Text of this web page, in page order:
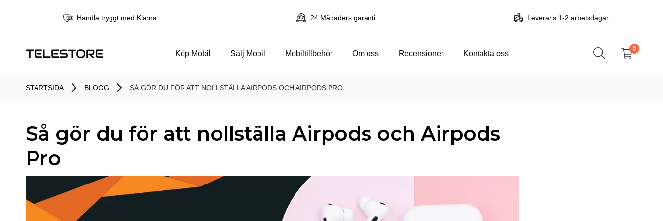
Handla tryggt med Klarna 24 Månaders garanti Leverans 1-2 arbetsdagar
Köp Mobil Sälj Mobil Mobiltillbehör Om oss Recensioner Kontakta oss 0
STARTSIDA BLOGG SÅ GÖR DU FÖR ATT NOLLSTÄLLA AIRPODS OCH AIRPODS PRO
Så gör du för att nollställa Airpods och Airpods
Pro